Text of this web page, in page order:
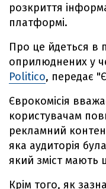
розкриття
платформі.
Про це йдеться в
оприлюднених у
Politico, передає
Єврокомісія
користувачам
рекламний
яка аудиторія
який зміст мають
Крім того, як